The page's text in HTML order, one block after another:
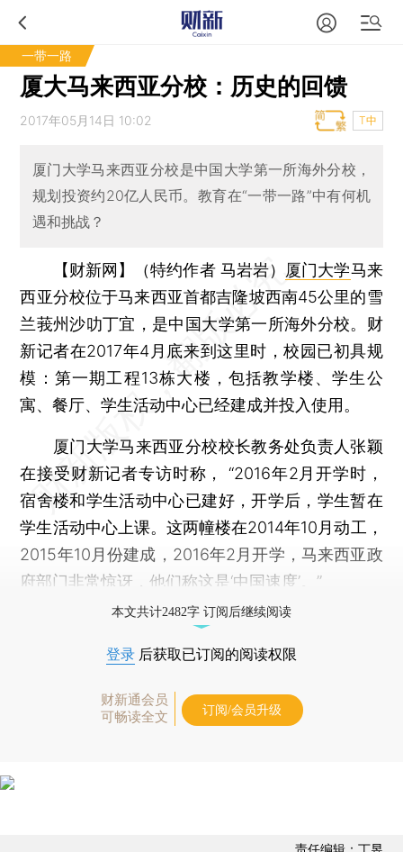
一带一路
厦大马来西亚分校：历史的回馈
2017年05月14日 10:02 T中
厦门大学马来西亚分校是中国大学第一所海外分校，
规划投资约20亿人民币。教育在“一带一路”中有何机
遇和挑战？
【财新网】（特约作者 马岩岩） 厦门大学马来
西亚分校位于马来西亚首都吉隆坡西南45公里的雪
兰莪州沙叻丁宜，是中国大学第一所海外分校。财
新记者在2017年4月底来到这里时，校园已初具规
模：第一期工程13栋大楼，包括教学楼、学生公
寓、餐厅、学生活动中心已经建成并投入使用。
厦门大学马来西亚分校校长教务处负责人张颖
在接受财新记者专访时称， “2016年2月开学时，
宿舍楼和学生活动中心已建好，开学后，学生暂在
学生活动中心上课。这两幢楼在2014年10月动工，
2015年10月份建成，2016年2月开学，马来西亚政
府部门非常惊讶，他们称这是‘中国速度’。”
本文共计2482字 订阅后继续阅读
登录 后获取已订阅的阅读权限
财新通会员
可畅读全文
订阅/会员升级